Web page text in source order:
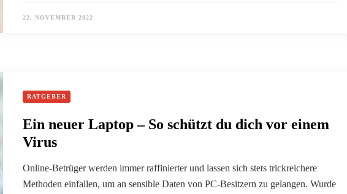
22. NOVEMBER 2022
RATGEBER
Ein neuer Laptop – So schützt du dich vor einem
Virus
Online-Betrüger werden immer raffinierter und lassen sich stets trickreichere
Methoden einfallen, um an sensible Daten von PC-Besitzern zu gelangen. Wurde